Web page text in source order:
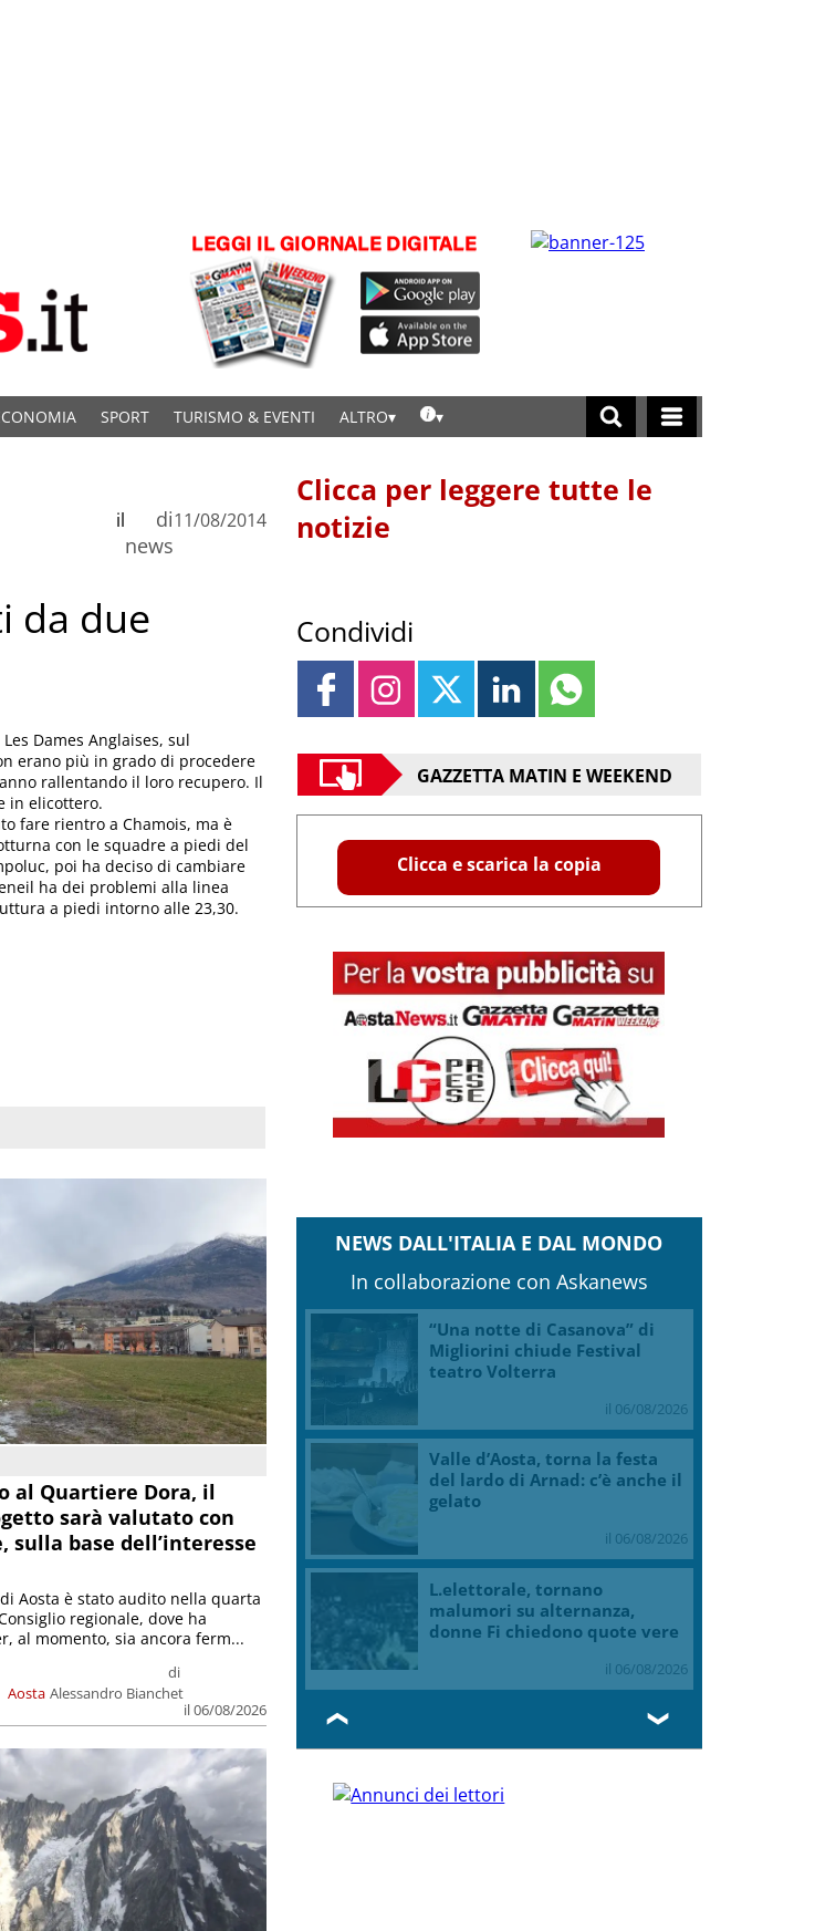
SPORT TURISMO & EVENTI ALTRO
di
news
il 11/08/2014
da due
Dames Anglaises, sul
erano più in grado di procedere
rallentando il loro recupero. Il
in elicottero.
fare rientro a Chamois, ma è
con le squadre a piedi del
poi ha deciso di cambiare
ha dei problemi alla linea
a piedi intorno alle 23,30.
al Quartiere Dora, il
sarà valutato con
sulla base dell’interesse
Aosta
di
Alessandro Bianchet
il 06/08/2026
Aosta è stato audito nella quarta
regionale, dove ha
al momento, sia ancora ferm...
Clicca per leggere tutte le
notizie
Condividi
GAZZETTA MATIN E WEEKEND
Clicca e scarica la copia
NEWS DALL'ITALIA E DAL MONDO